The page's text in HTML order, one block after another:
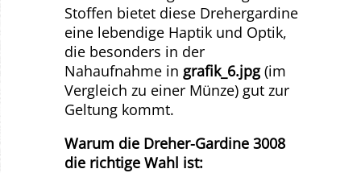
Stoffen bietet diese Drehergardine
eine lebendige Haptik und Optik,
die besonders in der
Nahaufnahme in grafik_6.jpg(im
Vergleich zu einer Münze) gut zur
Geltung kommt.
Warum die Dreher-Gardine 3008
die richtige Wahl ist: